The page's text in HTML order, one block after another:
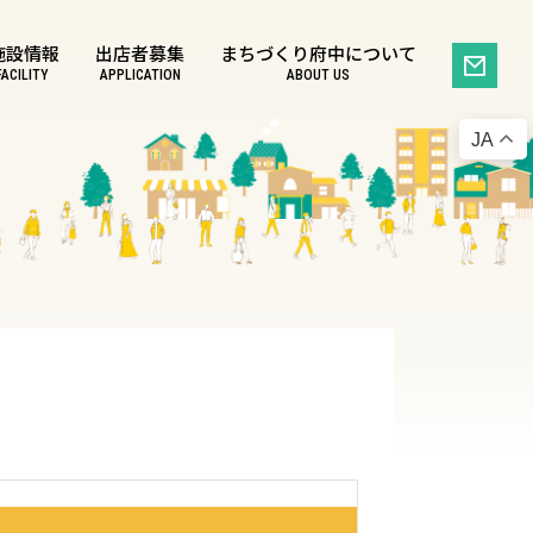
設情報 出店者募集
APPLICATION
まちづくり府中について
ABOUT US
JA